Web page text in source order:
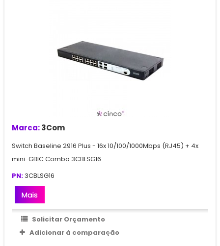
Marca:3Com
Switch Baseline 2916 Plus - 16x 10/100/1000Mbps (RJ45) + 4x
mini-GBIC Combo 3CBLSG16
PN: 3CBLSG16
Mais
Solicitar Orçamento
Adicionar à comparação